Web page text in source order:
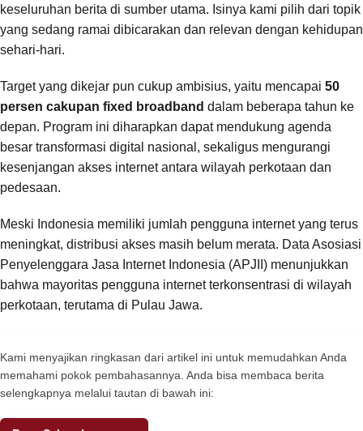
keseluruhan berita di sumber utama. Isinya kami pilih dari topik
yang sedang ramai dibicarakan dan relevan dengan kehidupan
sehari-hari.
Target yang dikejar pun cukup ambisius, yaitu mencapai 50
persen cakupan fixed broadband dalam beberapa tahun ke
depan. Program ini diharapkan dapat mendukung agenda
besar transformasi digital nasional, sekaligus mengurangi
kesenjangan akses internet antara wilayah perkotaan dan
pedesaan.
Meski Indonesia memiliki jumlah pengguna internet yang terus
meningkat, distribusi akses masih belum merata. Data Asosiasi
Penyelenggara Jasa Internet Indonesia (APJII) menunjukkan
bahwa mayoritas pengguna internet terkonsentrasi di wilayah
perkotaan, terutama di Pulau Jawa.
Kami menyajikan ringkasan dari artikel ini untuk memudahkan Anda
memahami pokok pembahasannya. Anda bisa membaca berita
selengkapnya melalui tautan di bawah ini: